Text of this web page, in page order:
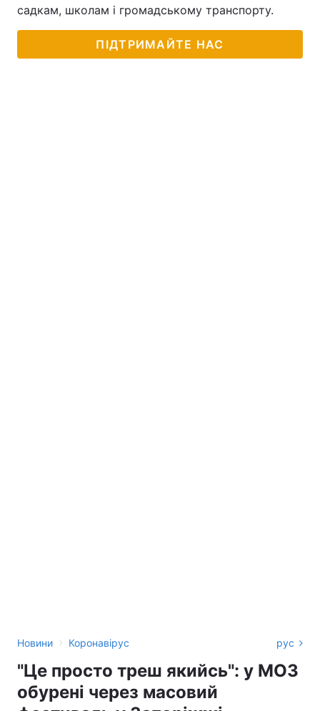
садкам, школам і громадському транспорту.
ПІДТРИМАЙТЕ НАС
Новини › Коронавірус рус
"Це просто треш якийсь": у МОЗ
обурені через масовий